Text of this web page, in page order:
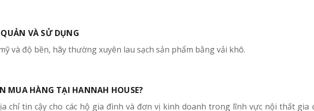
VÀ SỬ DỤNG
và độ bền, hãy thường xuyên lau sạch sản phẩm bằng vải khô.
MUA HÀNG TẠI HANNAH HOUSE?
chỉ tin cậy cho các hộ gia đình và đơn vị kinh doanh trong lĩnh vực nội thất gia